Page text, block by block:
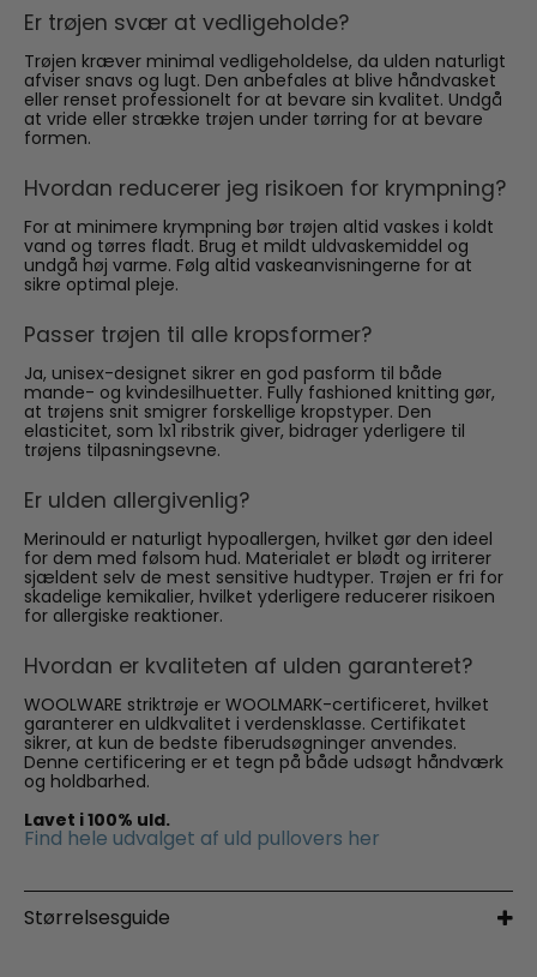
Er trøjen svær at vedligeholde?
Trøjen kræver minimal vedligeholdelse, da ulden naturligt
afviser snavs og lugt. Den anbefales at blive håndvasket
eller renset professionelt for at bevare sin kvalitet. Undgå
at vride eller strække trøjen under tørring for at bevare
formen.
Hvordan reducerer jeg risikoen for krympning?
For at minimere krympning bør trøjen altid vaskes i koldt
vand og tørres fladt. Brug et mildt uldvaskemiddel og
undgå høj varme. Følg altid vaskeanvisningerne for at
sikre optimal pleje.
Passer trøjen til alle kropsformer?
Ja, unisex-designet sikrer en god pasform til både
mande- og kvindesilhuetter. Fully fashioned knitting gør,
at trøjens snit smigrer forskellige kropstyper. Den
elasticitet, som 1x1 ribstrik giver, bidrager yderligere til
trøjens tilpasningsevne.
Er ulden allergivenlig?
Merinould er naturligt hypoallergen, hvilket gør den ideel
for dem med følsom hud. Materialet er blødt og irriterer
sjældent selv de mest sensitive hudtyper. Trøjen er fri for
skadelige kemikalier, hvilket yderligere reducerer risikoen
for allergiske reaktioner.
Hvordan er kvaliteten af ulden garanteret?
WOOLWARE striktrøje er WOOLMARK-certificeret, hvilket
garanterer en uldkvalitet i verdensklasse. Certifikatet
sikrer, at kun de bedste fiberudsøgninger anvendes.
Denne certificering er et tegn på både udsøgt håndværk
og holdbarhed.
Lavet i 100% uld.
Find hele udvalget af uld pullovers her
Størrelsesguide